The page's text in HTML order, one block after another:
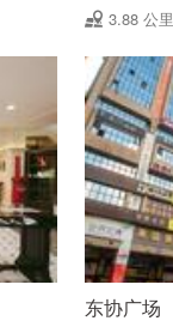
3.88 公里
东协广场